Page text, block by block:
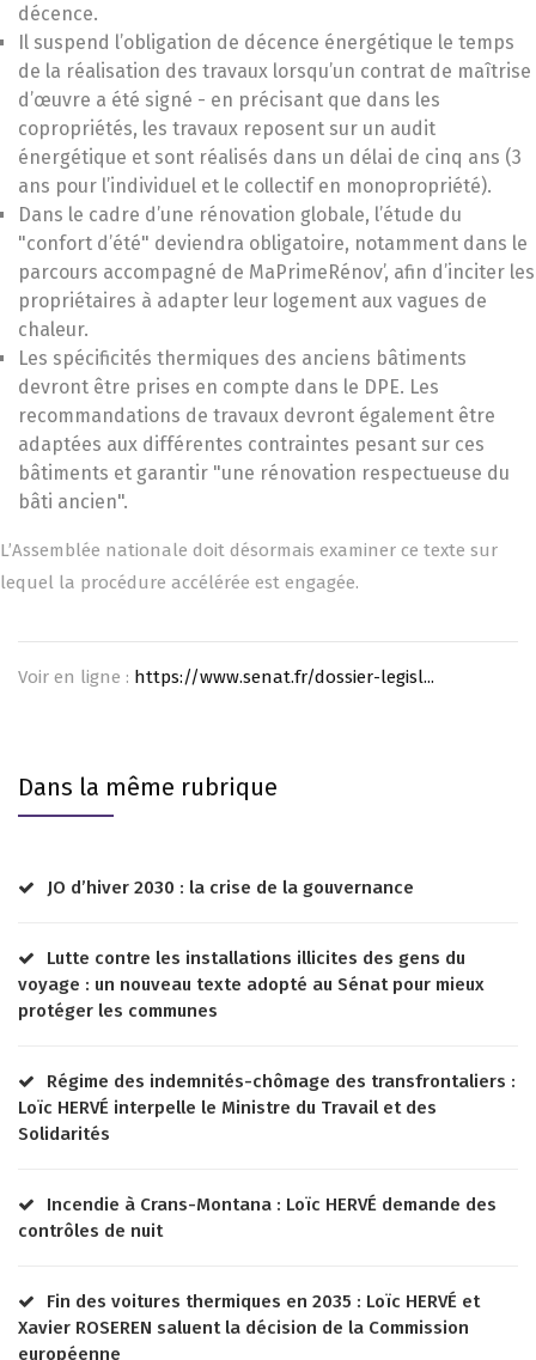
décence.
Il suspend l’obligation de décence énergétique le temps
de la réalisation des travaux lorsqu’un contrat de maîtrise
d’œuvre a été signé - en précisant que dans les
copropriétés, les travaux reposent sur un audit
énergétique et sont réalisés dans un délai de cinq ans (3
ans pour l’individuel et le collectif en monopropriété).
Dans le cadre d’une rénovation globale, l’étude du
"confort d’été" deviendra obligatoire, notamment dans le
parcours accompagné de MaPrimeRénov’, afin d’inciter les
propriétaires à adapter leur logement aux vagues de
chaleur.
Les spécificités thermiques des anciens bâtiments
devront être prises en compte dans le DPE. Les
recommandations de travaux devront également être
adaptées aux différentes contraintes pesant sur ces
bâtiments et garantir "une rénovation respectueuse du
bâti ancien".
L’Assemblée nationale doit désormais examiner ce texte sur
lequel la procédure accélérée est engagée.
Voir en ligne : https://www.senat.fr/dossier-legisl...
Dans la même rubrique
JO d’hiver 2030 : la crise de la gouvernance
Lutte contre les installations illicites des gens du
voyage : un nouveau texte adopté au Sénat pour mieux
protéger les communes
Régime des indemnités-chômage des transfrontaliers :
Loïc HERVÉ interpelle le Ministre du Travail et des
Solidarités
Incendie à Crans-Montana : Loïc HERVÉ demande des
contrôles de nuit
Fin des voitures thermiques en 2035 : Loïc HERVÉ et
Xavier ROSEREN saluent la décision de la Commission
européenne